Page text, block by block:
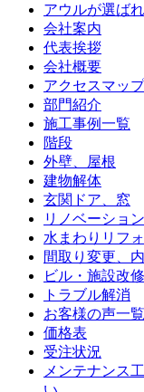
アウルが選ば
会社案内
代表挨拶
会社概要
アクセスマップ
部門紹介
施工事例一覧
階段
外壁、屋根
建物解体
玄関ドア、窓
リノベーション
水まわりリフ
間取り変更、
ビル・施設改修
トラブル解消
お客様の声一覧
価格表
受注状況
メンテナンス